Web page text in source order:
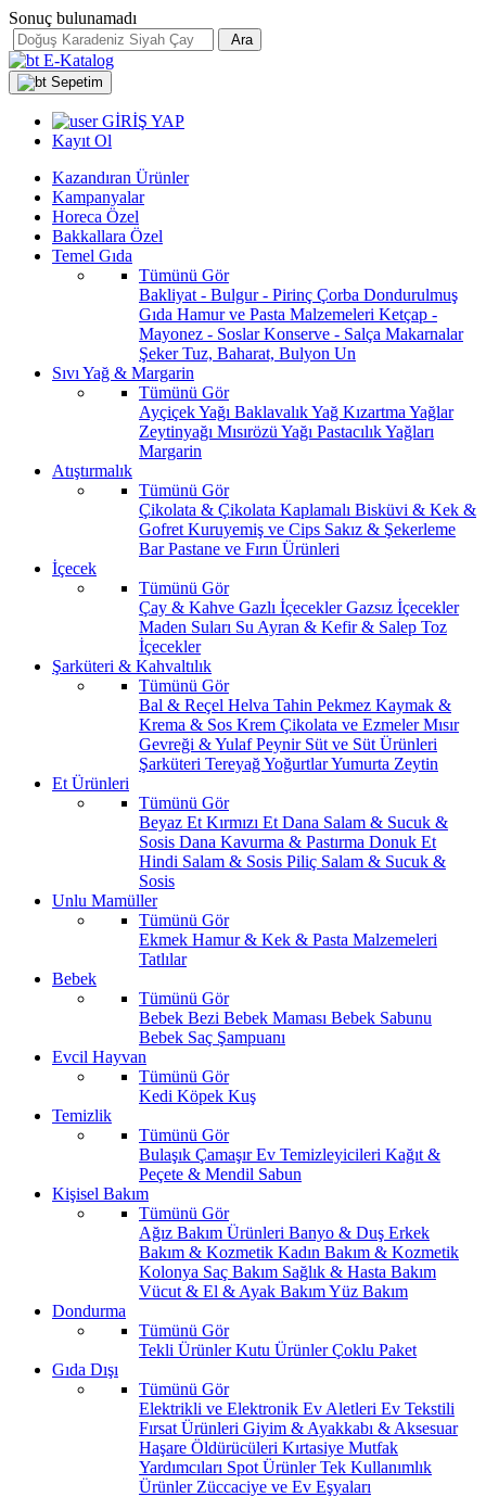
Sonuç bulunamadı
Ara
E-Katalog
Sepetim
GİRİŞ YAP
Kayıt Ol
Kazandıran Ürünler
Kampanyalar
Horeca Özel
Bakkallara Özel
Temel Gıda
Tümünü Gör
Bakliyat - Bulgur - Pirinç Çorba Dondurulmuş
Gıda Hamur ve Pasta Malzemeleri Ketçap -
Mayonez - SoslarKonserve - Salça Makarnalar
ŞekerTuz, Baharat, Bulyon Un
Sıvı Yağ & Margarin
Tümünü Gör
Ayçiçek Yağı Baklavalık Yağ Kızartma Yağlar
Zeytinyağı Mısırözü Yağı Pastacılık Yağları
Margarin
Atıştırmalık
Tümünü Gör
Çikolata & Çikolata Kaplamalı Bisküvi & Kek &
Gofret Kuruyemiş ve Cips Sakız & Şekerleme
BarPastane ve Fırın Ürünleri
İçecek
Tümünü Gör
Çay & Kahve Gazlı İçeceklerGazsız İçecekler
Maden Suları Su Ayran & Kefir & Salep Toz
İçecekler
Şarküteri & Kahvaltılık
Tümünü Gör
Bal & Reçel Helva Tahin Pekmez Kaymak &
Krema & Sos Krem Çikolata ve EzmelerMısır
Gevreği & YulafPeynir Süt ve Süt Ürünleri
Şarküteri TereyağYoğurtlarYumurta Zeytin
Et Ürünleri
Tümünü Gör
Beyaz Et Kırmızı Et Dana Salam & Sucuk &
Sosis Dana Kavurma & Pastırma Donuk Et
Hindi Salam & Sosis Piliç Salam & Sucuk &
Sosis
Unlu Mamüller
Tümünü Gör
Ekmek Hamur & Kek & Pasta Malzemeleri
Tatlılar
Bebek
Tümünü Gör
Bebek Bezi Bebek Maması Bebek Sabunu
Bebek Saç Şampuanı
Evcil Hayvan
Tümünü Gör
Kedi Köpek Kuş
Temizlik
Tümünü Gör
Bulaşık ÇamaşırEv Temizleyicileri Kağıt &
Peçete & Mendil Sabun
Kişisel Bakım
Tümünü Gör
Ağız Bakım Ürünleri Banyo & Duş Erkek
Bakım & Kozmetik Kadın Bakım & Kozmetik
Kolonya Saç Bakım Sağlık & Hasta Bakım
Vücut & El & Ayak BakımYüz Bakım
Dondurma
Tümünü Gör
Tekli ÜrünlerKutu ÜrünlerÇoklu Paket
Gıda Dışı
Tümünü Gör
Elektrikli ve Elektronik Ev Aletleri Ev Tekstili
Fırsat Ürünleri Giyim & Ayakkabı & Aksesuar
Haşare Öldürücüleri Kırtasiye Mutfak
Yardımcıları Spot ÜrünlerTek Kullanımlık
Ürünler Züccaciye ve Ev Eşyaları